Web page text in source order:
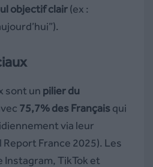
objectif clair(ex :
sont un pilier du
75,7% des Françaisqui
via leur
France 2025). Les
TikTok et